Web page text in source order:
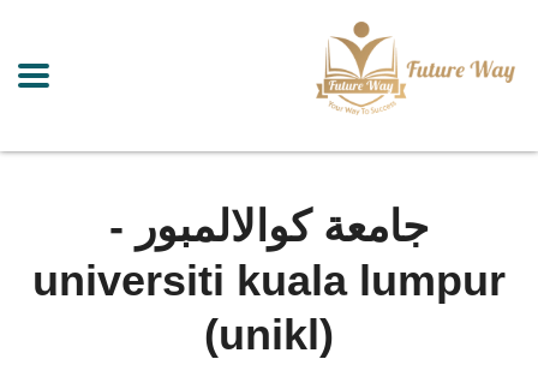
جامعة كوالالمبور -
universiti kuala lumpur
(unikl)